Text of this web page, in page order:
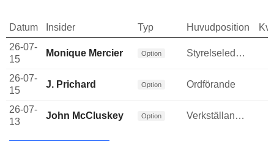
Datum Insider Typ Huvudposition
26-07-
15
Monique Mercier Option Styrelseledamot
26-07-
15
J. Prichard Option Ordförande
26-07-
13
John McCluskey Option Verkställande direktör